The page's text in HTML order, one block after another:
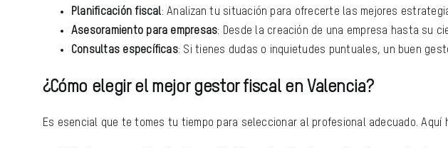
Planificación fiscal: Analizan tu situación para ofrecerte las mejores
Asesoramiento para empresas: Desde la creación de una empresa hasta su
Consultas específicas: Si tienes dudas o inquietudes puntuales, un buen
¿Cómo elegir el mejor gestor fiscal en Valencia?
Es esencial que te tomes tu tiempo para seleccionar al profesional adecuado.